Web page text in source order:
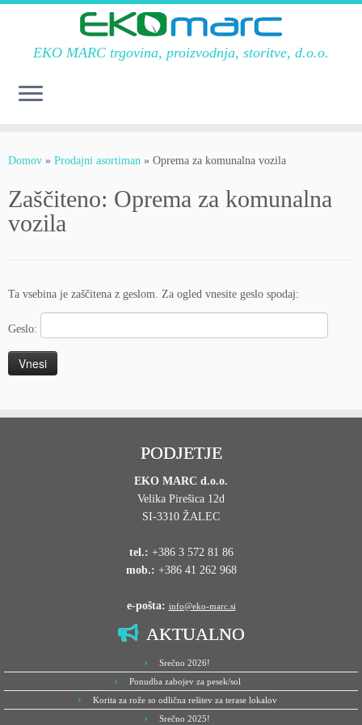
na
EKO MARC trgovina, proizvodnja, storitve, d.o.o.
Domov » Prodajni asortiman » Oprema za komunalna vozila
Zaščiteno: Oprema za komunalna
vozila
Ta vsebina je zaščitena z geslom. Za ogled vnesite geslo spodaj:
Geslo:
PODJETJE
EKO MARC d.o.o.
Velika Pirešica 12d
SI-3310 ŽALEC
tel.: +386 3 572 81 86
mob.: +386 41 262 968
e-pošta: info@eko-marc.si
AKTUALNO
Srečno 2026!
Ponudba zabojev za pesek/sol
Korita za rože so odlična rešitev za terase lokalov
Srečno 2025!